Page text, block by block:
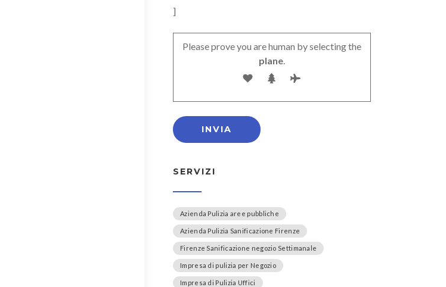
]
Please prove you are human by selecting the
plane.
SERVIZI
Azienda Pulizia aree pubbliche
Azienda Pulizia Sanificazione Firenze
Firenze Sanificazione negozio Settimanale
Impresa di pulizia per Negozio
Impresa di Pulizia Uffici